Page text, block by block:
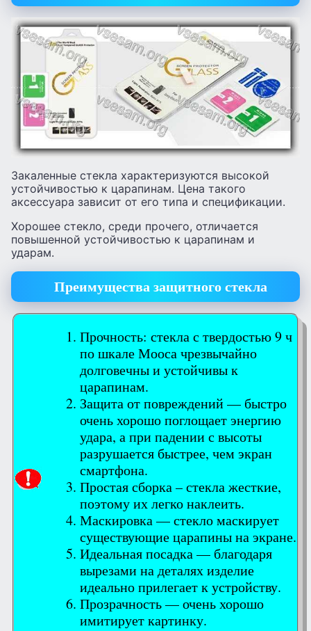
Закаленные стекла характеризуются высокой
устойчивостью к царапинам. Цена такого
аксессуара зависит от его типа и спецификации.
Хорошее стекло, среди прочего, отличается
повышенной устойчивостью к царапинам и
ударам.
Преимущества защитного стекла
Прочность: стекла с твердостью 9 ч
по шкале Мооса чрезвычайно
долговечны и устойчивы к
царапинам.
Защита от повреждений — быстро
очень хорошо поглощает энергию
удара, а при падении с высоты
разрушается быстрее, чем экран
смартфона.
Простая сборка – стекла жесткие,
поэтому их легко наклеить.
Маскировка — стекло маскирует
существующие царапины на экране.
Идеальная посадка — благодаря
вырезами на деталях изделие
идеально прилегает к устройству.
Прозрачность — очень хорошо
имитирует картинку.